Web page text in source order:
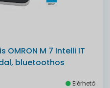
M 7 Intelli IT
bluetoothos
Elérhető